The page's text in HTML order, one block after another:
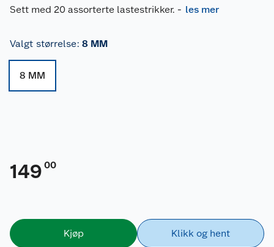
Sett med 20 assorterte lastestrikker. - les mer
Valgt størrelse: 8 MM
8 MM
149 00
Kjøp Klikk og hent